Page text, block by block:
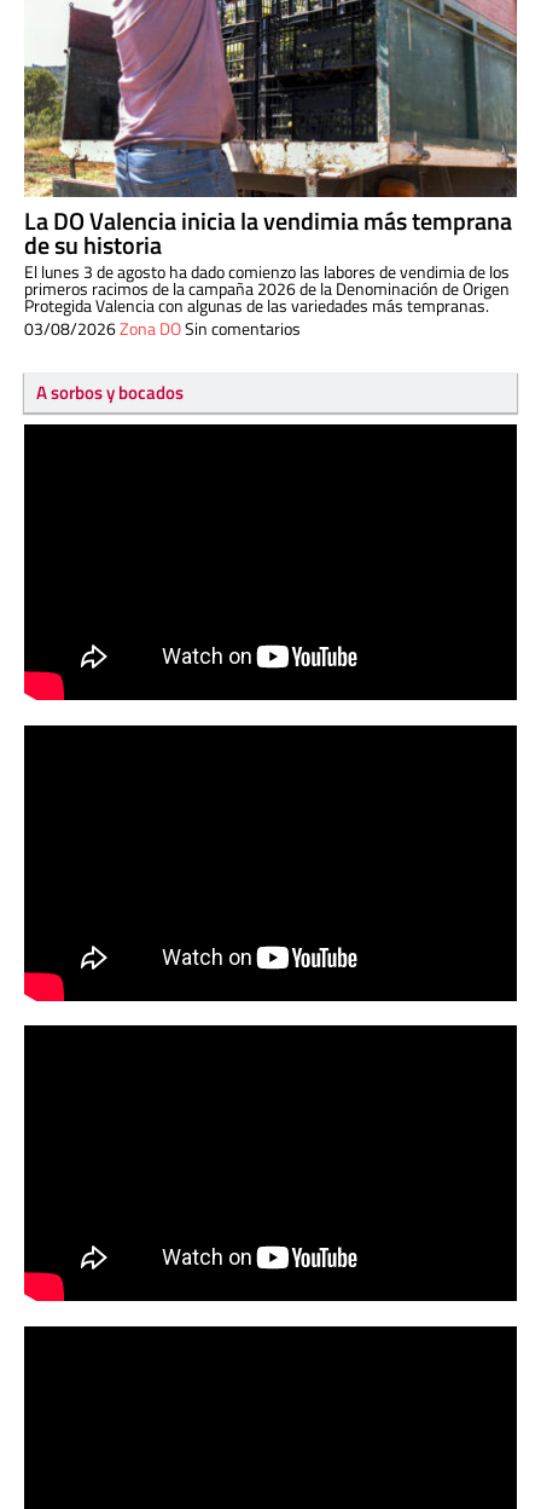
La DO Valencia inicia la vendimia más temprana
de su historia
El lunes 3 de agosto ha dado comienzo las labores de vendimia de los
primeros racimos de la campaña 2026 de la Denominación de Origen
Protegida Valencia con algunas de las variedades más tempranas.
03/08/2026Zona DOSin comentarios
A sorbos y bocados